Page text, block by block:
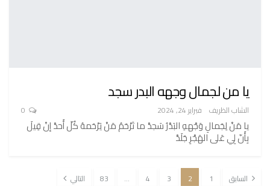
يا من لجمال وجهه البدر سجد
الشاب الظريف فبراير 24, 2024
يا مَنْ لِجَمالِ وَجْههِ البَدْرُ سَجدْ ما تَرْحَمُ مَنْ يَرْحَمهُ كُلّ أَحدْ إنْ قِيلَ
بِأَنّ لِي عَلى الهَجْرِ جَلَدْ
السابق 1
2
3
4
…
83 التالي